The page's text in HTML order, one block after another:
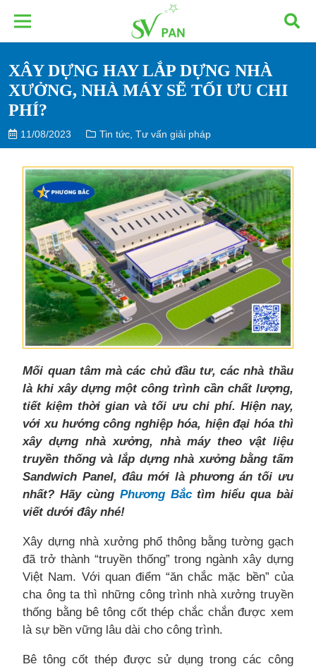
XÂY DỰNG HAY LẮP DỰNG NHÀ
XƯỞNG, NHÀ MÁY SẼ TỐI ƯU CHI
PHÍ?
11/08/2023 Tin tức ,Tư vấn giải pháp
Mối quan tâm mà các chủ đầu tư, các nhà thầu
là khi xây dựng một công trình cần chất lượng,
tiết kiệm thời gian và tối ưu chi phí. Hiện nay,
với xu hướng công nghiệp hóa, hiện đại hóa thì
xây dựng nhà xưởng, nhà máy theo vật liệu
truyền thống và lắp dựng nhà xưởng bằng tấm
Sandwich Panel, đâu mới là phương án tối ưu
nhất? Hãy cùng Phương Bắctìm hiểu qua bài
viết dưới đây nhé!
Xây dựng nhà xưởng phổ thông bằng tường gạch
đã trở thành “truyền thống” trong ngành xây dựng
Việt Nam. Với quan điểm “ăn chắc mặc bền” của
cha ông ta thì những công trình nhà xưởng truyền
thống bằng bê tông cốt thép chắc chắn được xem
là sự bền vững lâu dài cho công trình.
Bê tông cốt thép được sử dụng trong các công